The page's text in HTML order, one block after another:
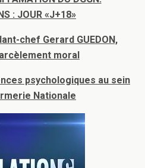
: JOUR «J+18»
chef Gerard GUEDON,
moral
psychologiques au sein
Nationale